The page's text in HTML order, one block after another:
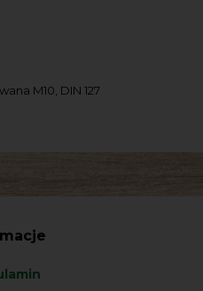
M10, DIN 127